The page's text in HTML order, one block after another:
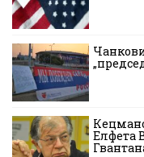
Елфета